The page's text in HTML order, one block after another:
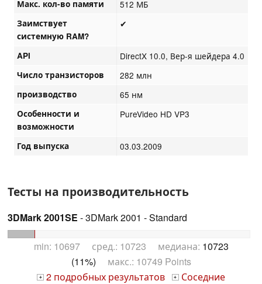
Макс. кол-во памяти 512 МБ
Заимствует
системную RAM?
✔
API DirectX 10.0, Вер-я шейдера 4.0
Число транзисторов 282 млн
производство 65 нм
Особенности и
возможности
PureVideo HD VP3
Год выпуска 03.03.2009
Тесты на производительность
3DMark 2001SE - 3DMark 2001 - Standard
min: 10697 сред.: 10723 медиана: 10723
(11%) макс.: 10749 Points
+ 2 подробных результатов + Соседние